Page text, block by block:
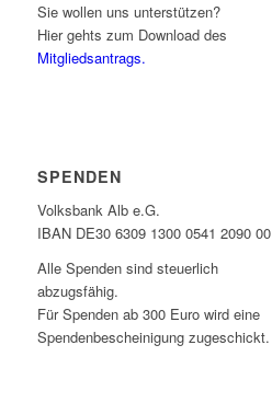
Sie wollen uns unterstützen?
Hier gehts zum Download des
Mitgliedsantrags.
SPENDEN
Volksbank Alb e.G.
IBAN DE30 6309 1300 0541 2090 00
Alle Spenden sind steuerlich
abzugsfähig.
Für Spenden ab 300 Euro wird eine
Spendenbescheinigung zugeschickt.